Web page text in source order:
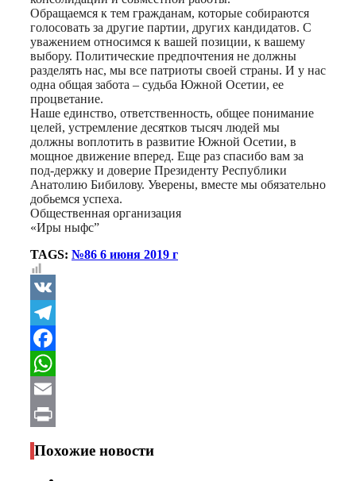
Обращаемся к тем гражданам, которые собираются
голосовать за другие партии, других кандидатов. С
уважением относимся к вашей позиции, к вашему
выбору. Политические предпочтения не должны
разделять нас, мы все патриоты своей страны. И у нас
одна общая забота – судьба Южной Осетии, ее
процветание.
Наше единство, ответственность, общее понимание
целей, устремление десятков тысяч людей мы
должны воплотить в развитие Южной Осетии, в
мощное движение вперед. Еще раз спасибо вам за
под-держку и доверие Президенту Республики
Анатолию Бибилову. Уверены, вместе мы обязательно
добьемся успеха.
Общественная организация
«Иры ныфс”
TAGS: №86 6 июня 2019 г
VK
Telegram
Facebook
WhatsApp
Email
Print
Похожие новости